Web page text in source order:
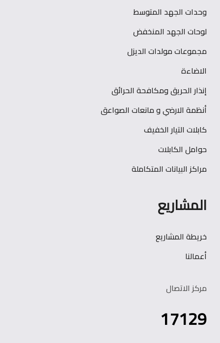
وحدات الجهد المتوسط
لوحات الجهد المنخفض
مجموعات مولدات الديزل
الاضاءة
إنذار الحريق ومكافحة الحرائق
أنظمة الارضي و مانعات الصواعق
كابلات التيار الخفيف
حوامل الكابلات
مراكز البيانات المتكاملة
المشاريع
خريطة المشاريع
أعمالنا
مركز الاتصال
17129